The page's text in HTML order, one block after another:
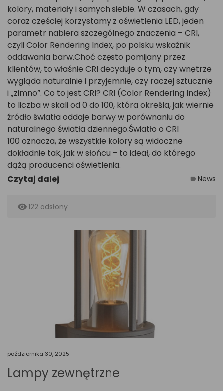
kolory, materiały i samych siebie. W czasach, gdy
coraz częściej korzystamy z oświetlenia LED, jeden
parametr nabiera szczególnego znaczenia – CRI,
czyli Color Rendering Index, po polsku wskaźnik
oddawania barw.Choć często pomijany przez
klientów, to właśnie CRI decyduje o tym, czy wnętrze
wygląda naturalnie i przyjemnie, czy raczej sztucznie
i „zimno”. Co to jest CRI? CRI (Color Rendering Index)
to liczba w skali od 0 do 100, która określa, jak wiernie
źródło światła oddaje barwy w porównaniu do
naturalnego światła dziennego.Światło o CRI
100 oznacza, że wszystkie kolory są widoczne
dokładnie tak, jak w słońcu – to ideał, do którego
dążą producenci oświetlenia.
Czytaj dalej
label News
remove_red_eye122 odsłony
października 30, 2025
Lampy zewnętrzne